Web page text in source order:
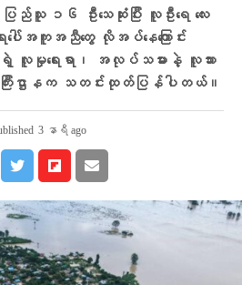
ြည်သူ ၁၆ ဦးသေဆုံးပြီး လူဦးရေ လေး
ေးပေါ်အကူအညီတွေ လိုအပ်နေကြောင်း
ရဲ့ လူမှုရေးရာ၊ အလုပ်သမားနဲ့ လူသား
ဝန်ကြီးဌာနက သတင်းထုတ်ပြန်ပါတယ်။
3 နာရီ ago